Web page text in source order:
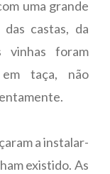
uma grande
castas, da
vinhas foram
taça, não
a instalar-
existido. As